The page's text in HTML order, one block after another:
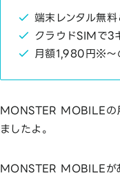
端末レンタル無
クラウドSIMで3
月額1,980円※〜
MONSTER MOBILEの
ましたよ。
MONSTER MOBILEが